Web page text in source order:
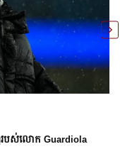
របស់លោក Guardiola